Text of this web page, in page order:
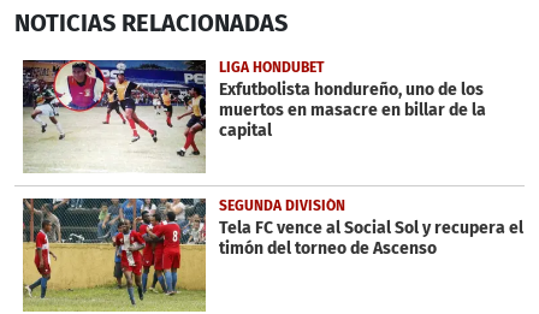
seconds
19
seconds
NOTICIAS RELACIONADAS
LIGA HONDUBET
Exfutbolista hondureño, uno de los
muertos en masacre en billar de la
capital
SEGUNDA DIVISIÓN
Tela FC vence al Social Sol y recupera el
timón del torneo de Ascenso